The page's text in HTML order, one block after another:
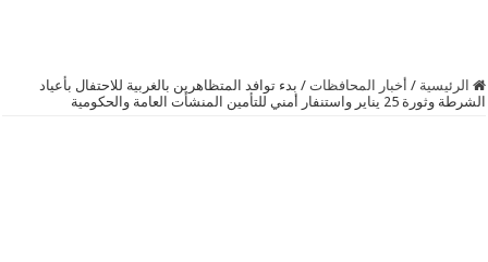
الرئيسية / أخبار المحافظات / بدء توافد المتظاهرين بالغربية للاحتفال بأعياد
الشرطة وثورة 25 يناير واستنفار أمني للتأمين المنشأت العامة والحكومية